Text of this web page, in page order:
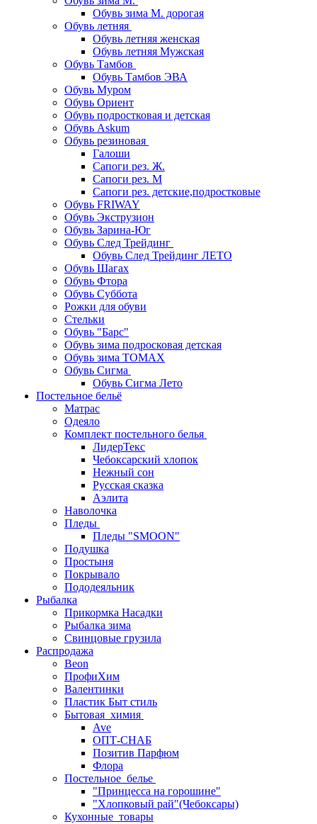
Обувь зима М. дорогая
Обувь летняя
Обувь летняя женская
Обувь летняя Мужская
Обувь Тамбов
Обувь Тамбов ЭВА
Обувь Муром
Обувь Ориент
Обувь подростковая и детская
Обувь Askum
Обувь резиновая
Галоши
Сапоги рез. Ж.
Сапоги рез. М
Сапоги рез. детские,подростковые
Обувь FRIWAY
Обувь Экструзион
Обувь Зарина-Юг
Обувь След Трейдинг
Обувь След Трейдинг ЛЕТО
Обувь Шагах
Обувь Фтора
Обувь Суббота
Рожки для обуви
Стельки
Обувь "Барс"
Обувь зима подросковая детская
Обувь зима ТОМАХ
Обувь Сигма
Обувь Сигма Лето
Постельное бельё
Матрас
Одеяло
Комплект постельного белья
ЛидерТекс
Чебоксарский хлопок
Нежный сон
Русская сказка
Аэлита
Наволочка
Пледы
Пледы "SMOON"
Подушка
Простыня
Покрывало
Пододеяльник
Рыбалка
Прикормка Насадки
Рыбалка зима
Свинцовые грузила
Распродажа
Beon
ПрофиХим
Валентинки
Пластик Быт стиль
Бытовая_химия
Ave
ОПТ-СНАБ
Позитив Парфюм
Флора
Постельное_белье
"Принцесса на горошине"
"Хлопковый рай"(Чебоксары)
Кухонные_товары